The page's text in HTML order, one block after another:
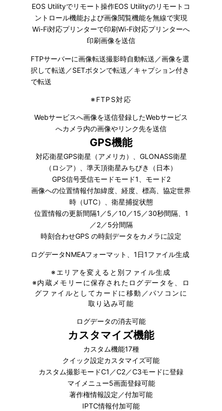
EOS Utilityでリモート操作EOS Utilityのリモートコ
ントロール機能および画像閲覧機能を無線で実現
Wi-Fi対応プリンターで印刷Wi-Fi対応プリンターへ
印刷画像を送信
FTPサーバーに画像転送撮影時自動転送／画像を選
択して転送／SETボタンで転送／キャプション付き
で転送
※ FTPS対応
Webサービスへ画像を送信登録したWebサービス
へカメラ内の画像やリンク先を送信
GPS機能
対応衛星GPS衛星（アメリカ）、GLONASS衛星
（ロシア）、準天頂衛星みちびき（日本）
GPS信号受信モードモード1、モード2
画像への位置情報付加緯度、経度、標高、協定世界
時（UTC）、衛星捕捉状態
位置情報の更新間隔1／5／10／15／30秒間隔、1
／2／5分間隔
時刻合わせGPS の時刻データをカメラに設定
ログデータNMEAフォーマット、1日1ファイル生成
※ エリアを変えると別ファイル生成
※内蔵メモリーに保存されたログデータを、ロ
グファイルとしてカードに移動／パソコンに
取り込み可能
ログデータの消去可能
カスタマイズ機能
カスタム機能17種
クイック設定カスタマイズ可能
カスタム撮影モードC1／C2／C3モードに登録
マイメニュー5画面登録可能
著作権情報設定／付加可能
IPTC情報付加可能